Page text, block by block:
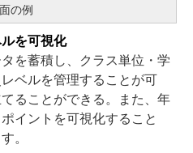
の例
を可視化
を蓄積し、クラス単位・学
ベルを管理することが可
ることができる。また、年
イントを可視化すること
。